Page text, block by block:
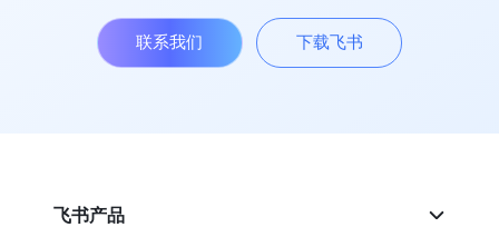
联系我们 下载飞书
飞书产品